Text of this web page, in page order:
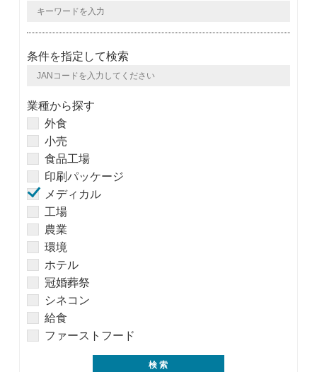
条件を指定して検索
業種から探す
外食
小売
食品工場
印刷パッケージ
メディカル
工場
農業
環境
ホテル
冠婚葬祭
シネコン
給食
ファーストフード